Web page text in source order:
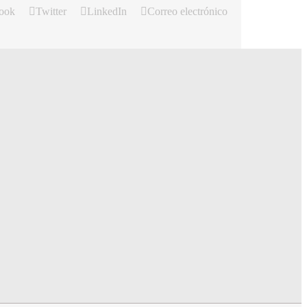
Twitter LinkedIn Correo electrónico